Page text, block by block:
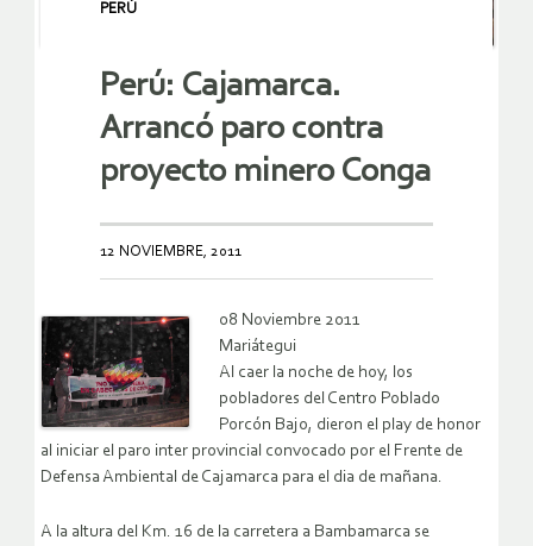
PERÚ
Perú: Cajamarca.
Arrancó paro contra
proyecto minero Conga
12 NOVIEMBRE, 2011
08 Noviembre 2011
Mariátegui
Al caer la noche de hoy, los
pobladores del Centro Poblado
Porcón Bajo, dieron el play de honor
al iniciar el paro inter provincial convocado por el Frente de
Defensa Ambiental de Cajamarca para el dia de mañana.
A la altura del Km. 16 de la carretera a Bambamarca se